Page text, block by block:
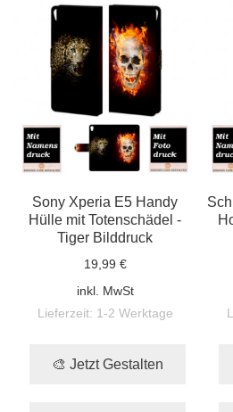
Sony Xperia E5 Handy
Hülle mit Totenschädel -
Tiger Bilddruck
19,99 €
inkl. MwSt
Lieferzeit: 1-2 Werktage
🎨 Jetzt Gestalten